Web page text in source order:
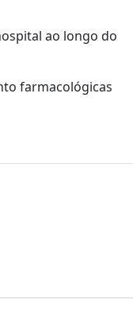
ao longo do
farmacológicas